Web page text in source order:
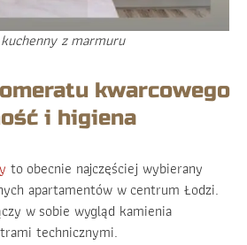
z marmuru
kwarcowego
i higiena
to obecnie najczęściej wybierany
apartamentów w centrum Łodzi.
w sobie wygląd kamienia
technicznymi.